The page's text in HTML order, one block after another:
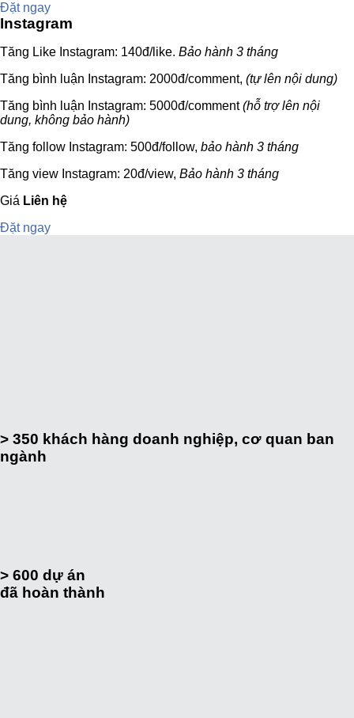
Đặt ngay
Instagram
Tăng Like Instagram: 140đ/like. Bảo hành 3 tháng
Tăng bình luận Instagram: 2000đ/comment, (tự lên nội dung)
Tăng bình luận Instagram: 5000đ/comment(hỗ trợ lên nội
dung, không bảo hành)
Tăng follow Instagram: 500đ/follow, bảo hành 3 tháng
Tăng view Instagram: 20đ/view, Bảo hành 3 tháng
Giá Liên hệ
Đặt ngay
> 350 khách hàng doanh nghiệp, cơ quan ban
ngành
> 600 dự án
đã hoàn thành